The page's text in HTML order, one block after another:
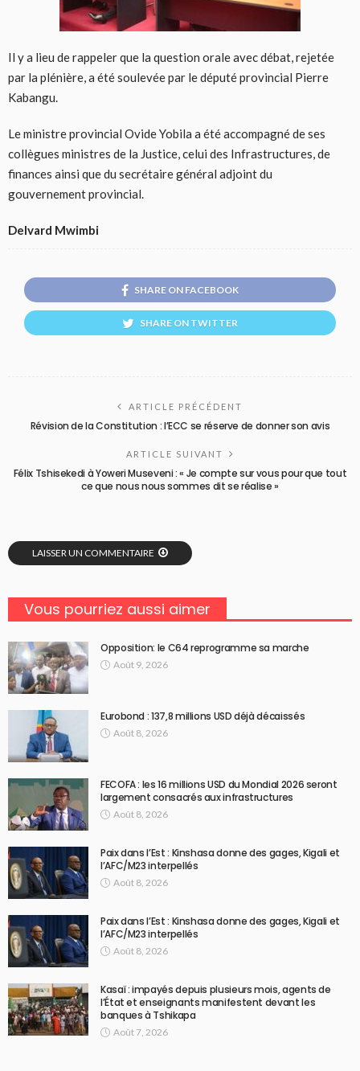
Il y a lieu de rappeler que la question orale avec débat, rejetée
par la plénière, a été soulevée par le député provincial Pierre
Kabangu.
Le ministre provincial Ovide Yobila a été accompagné de ses
collègues ministres de la Justice, celui des Infrastructures, de
finances ainsi que du secrétaire général adjoint du
gouvernement provincial.
Delvard Mwimbi
SHARE ON FACEBOOK
SHARE ON TWITTER
ARTICLE PRÉCÉDENT
Révision de la Constitution : l’ECC se réserve de donner son avis
ARTICLE SUIVANT
Félix Tshisekedi à Yoweri Museveni : « Je compte sur vous pour que tout
ce que nous nous sommes dit se réalise »
LAISSER UN COMMENTAIRE
Vous pourriez aussi aimer
Opposition: le C64 reprogramme sa marche
Août 9, 2026
Eurobond : 137,8 millions USD déjà décaissés
Août 8, 2026
FECOFA : les 16 millions USD du Mondial 2026 seront
largement consacrés aux infrastructures
Août 8, 2026
Paix dans l’Est : Kinshasa donne des gages, Kigali et
l’AFC/M23 interpellés
Août 8, 2026
Paix dans l’Est : Kinshasa donne des gages, Kigali et
l’AFC/M23 interpellés
Août 8, 2026
Kasaï : impayés depuis plusieurs mois, agents de
l’État et enseignants manifestent devant les
banques à Tshikapa
Août 7, 2026